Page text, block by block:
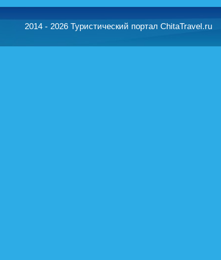
2014 - 2026 Туристический портал ChitaTravel.ru